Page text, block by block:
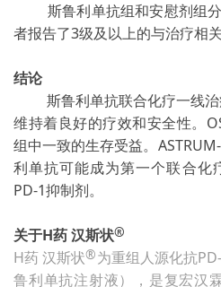
斯鲁利单抗组和安慰剂组分
者报告了3级及以上的与治疗相关
结论
斯鲁利单抗联合化疗一线
维持着良好的疗效和安全性。
组中一致的生存受益。
利单抗可能成为第一个联合化
PD-1抑制剂。
关于H药 汉斯状®
H药 汉斯状®为重组人源化抗
鲁利单抗注射液），是复宏汉